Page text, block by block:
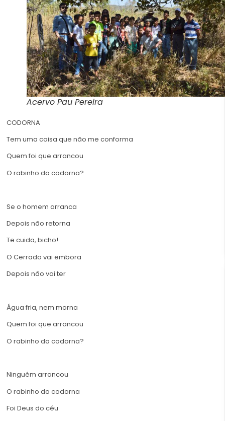
Acervo Pau Pereira
CODORNA
Tem uma coisa que não me conforma
Quem foi que arrancou
O rabinho da codorna?
Se o homem arranca
Depois não retorna
Te cuida, bicho!
O Cerrado vai embora
Depois não vai ter
Água fria, nem morna
Quem foi que arrancou
O rabinho da codorna?
Ninguém arrancou
O rabinho da codorna
Foi Deus do céu